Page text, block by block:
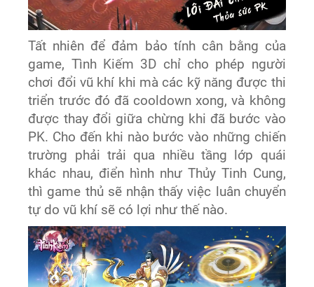
Tất nhiên để đảm bảo tính cân bằng của
game, Tình Kiếm 3D chỉ cho phép người
chơi đổi vũ khí khi mà các kỹ năng được thi
triển trước đó đã cooldown xong, và không
được thay đổi giữa chừng khi đã bước vào
PK. Cho đến khi nào bước vào những chiến
trường phải trải qua nhiều tầng lớp quái
khác nhau, điển hình như Thủy Tinh Cung,
thì game thủ sẽ nhận thấy việc luân chuyển
tự do vũ khí sẽ có lợi như thế nào.